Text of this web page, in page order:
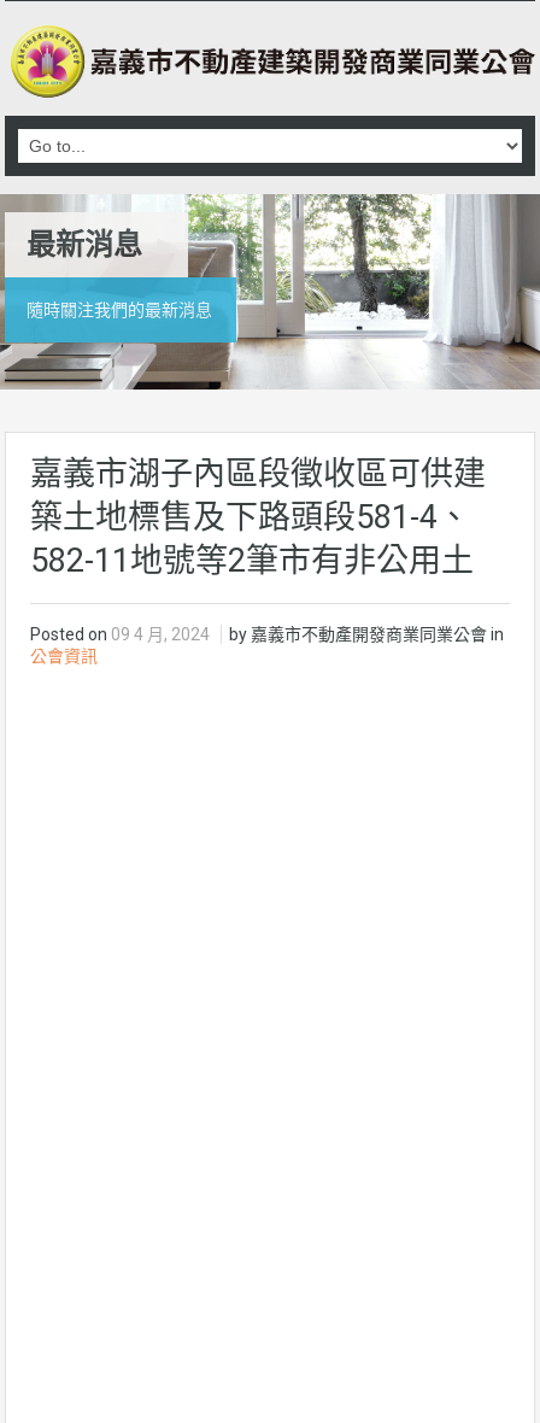
最新消息
隨時關注我們的最新消息
嘉義市湖子內區段徵收區可供建
築土地標售及下路頭段581-4、
582-11地號等2筆市有非公用土
Posted on 09 4 月, 2024
by 嘉義市不動產開發商業同業公會 in
公會資訊